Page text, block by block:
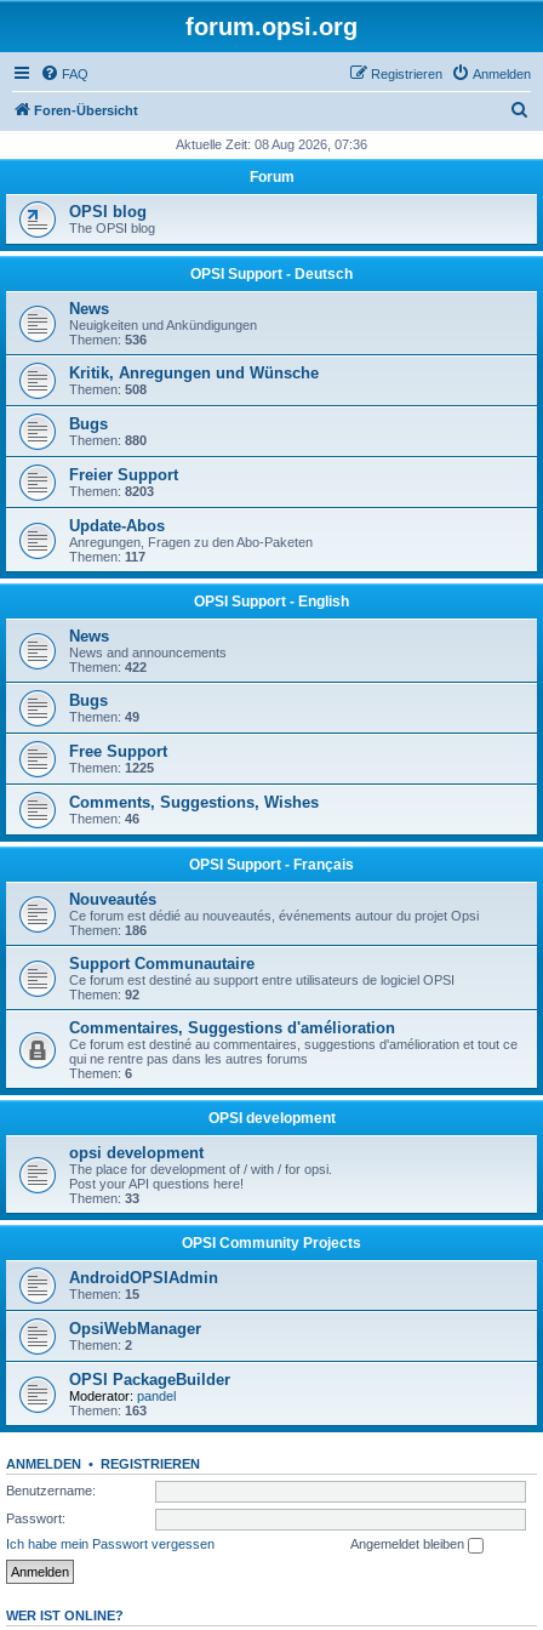
forum.opsi.org
FAQ Anmelden
Registrieren
Foren-Übersicht
h
Aktuelle Zeit: 08 Aug 2026, 07:36
Forum
OPSI blog
The OPSI blog
OPSI Support - Deutsch
News
Neuigkeiten und Ankündigungen
Themen: 536
Kritik, Anregungen und Wünsche
Themen: 508
Bugs
Themen: 880
Freier Support
Themen: 8203
Update-Abos
Anregungen, Fragen zu den Abo-Paketen
Themen: 117
OPSI Support - English
News
News and announcements
Themen: 422
Bugs
Themen: 49
Free Support
Themen: 1225
Comments, Suggestions, Wishes
Themen: 46
OPSI Support - Français
Nouveautés
Ce forum est dédié au nouveautés, événements autour du projet Opsi
Themen: 186
Support Communautaire
Ce forum est destiné au support entre utilisateurs de logiciel OPSI
Themen: 92
Commentaires, Suggestions d'amélioration
Ce forum est destiné au commentaires, suggestions d'amélioration et tout ce
qui ne rentre pas dans les autres forums
Themen: 6
OPSI development
opsi development
The place for development of / with / for opsi.
Post your API questions here!
Themen: 33
OPSI Community Projects
AndroidOPSIAdmin
Themen: 15
OpsiWebManager
Themen: 2
OPSI PackageBuilder
Moderator: pandel
Themen: 163
ANMELDEN • REGISTRIEREN
Benutzername:
Passwort:
Ich habe mein Passwort vergessen
Angemeldet bleiben
WER IST ONLINE?